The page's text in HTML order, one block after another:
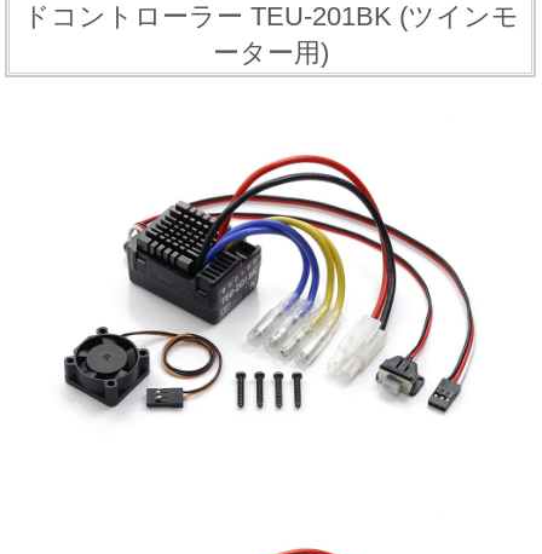
ドコントローラー TEU-201BK (ツインモ
ーター用)